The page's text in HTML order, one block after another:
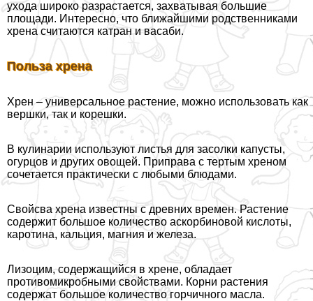
ухода широко разрастается, захватывая большие
площади. Интересно, что ближайшими родственниками
хрена считаются катран и васаби.
Польза хрена
Хрен – универсальное растение, можно использовать как
вершки, так и корешки.
В кулинарии используют листья для засолки капусты,
огурцов и других овощей. Приправа с тертым хреном
сочетается пpaктически с любыми блюдами.
Свойсва хрена известны с древних времен. Растение
содержит большое количество аскорбиновой кислоты,
каротина, кальция, магния и железа.
Лизоцим, содержащийся в хрене, обладает
противомикробными свойствами. Корни растения
содержат большое количество горчичного масла.